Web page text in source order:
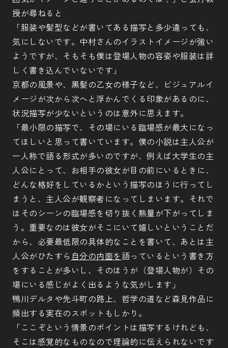
授が尋ねると
「服装や髪型などが書いてある描写と多少違っても、
気にしないです。中村さんのイラストイメージが強い
ようですが、そもそも僕は登場人物の容姿や服装は詳
しく書き込んでいないです」
京都の風景や、黒髪の乙女の様子など、ビジュアルイ
メージが次から次へと浮かんでくる印象があるのに、
状況描写が少ないというのは意外に思えます。
「最小限の描写で、その場にいる臨場感が最大になっ
てほしいと思って書いています。僕の小説は主人公が
一人称で語る形式が多いのですが、例えば大学生の主
人公にとって、お相手の彼女が目の前にいるときに、
どんな格好をしているかという描写のほうに行ってし
まうと、主人公が観察者になってしまいます。それで
はそのシーンの臨場感を切り抜く熱量が下がってしま
う。重要なのは彼女がそこにいて嬉しいということだ
から、必要最低限の具体的なことを書いて、あとは主
人公がひたすら 自分の内面を 語っているという書き方
をすることが多いし、そのほうが（登場人物が）その
場にいる感じがよく出るような気がします」
鴨川デルタや先斗町の路上、哲学の道など森見作品に
頻出する実在のスポットもしかり。
「ここぞという情景のポイントは描写するけれども、
そこは感覚的なものなので理論的に伝えられないです